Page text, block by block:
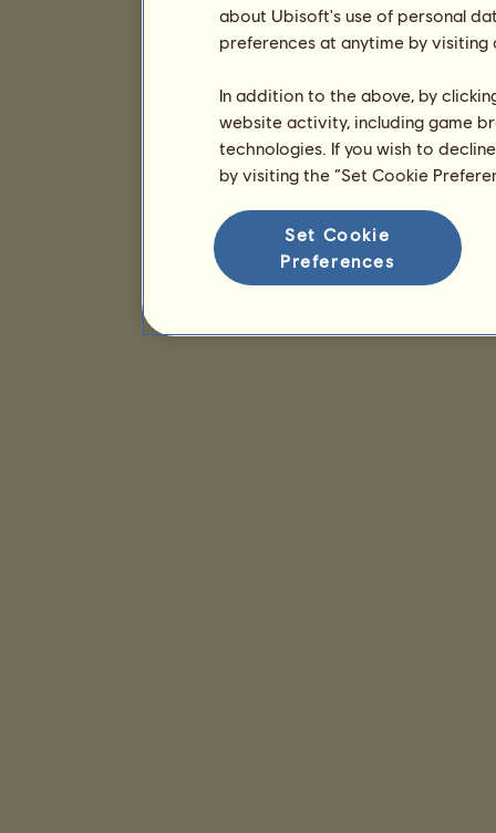
about Ubisoft's use of personal
preferences at anytime by
In addition to the above, by
website activity, including game
technologies. If you wish to
by visiting the “Set Cookie
Set Cookie
Preferences